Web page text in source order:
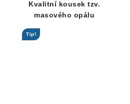
Kvalitní kousek tzv.
masového opálu
Tip!